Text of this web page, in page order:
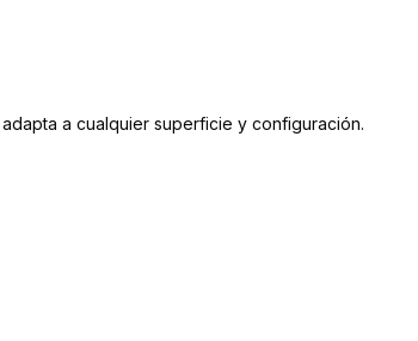
a cualquier superficie y configuración.